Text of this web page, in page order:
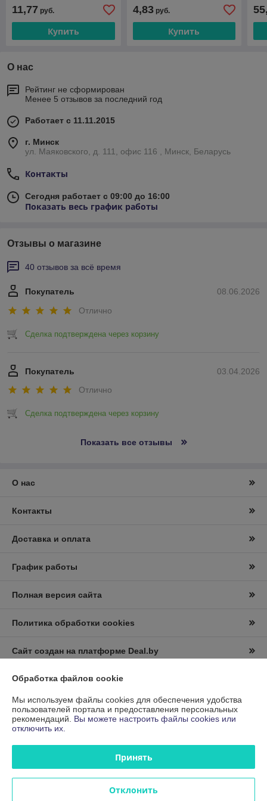
ручкой.Цена указана без
учета НДС
11,77 руб.
Купить
без учета НДС 20%
4,83руб.
Купить
О нас
Рейтинг не сформирован
Менее 5 отзывов за последний год
Работает с 11.11.2015
г. Минск
ул. Маяковского, д. 111, офис 116 , Минск, Беларусь
Контакты
Сегодня работает с 09:00 до 16:00
Показать весь график работы
Отзывы о магазине
40 отзывов за всё время
08.06.2026
Покупатель
Отлично
Сделка подтверждена через корзину
03.04.2026
Покупатель
Отлично
Сделка подтверждена через корзину
Показать все отзывы
О нас
Контакты
Доставка и оплата
График работы
Полная версия сайта
Политика обработки cookies
Сайт создан на платформе Deal.by
Юридическое лицо:Частное производственное унитарное
предприятие "ЛентаФакс"
220028, г.Минск, ул.Маяковского, д.111, офис 116
Регистрационный номер ЕГР: 191680821
Регистрационный орган: Минский горисполком
Обработка файлов cookie
Мы используем файлы cookies для обеспечения удобства
пользователей портала и предоставления персональных
рекомендаций. Вы можете настроить файлы cookies или
отключить их.
Принять
Отклонить